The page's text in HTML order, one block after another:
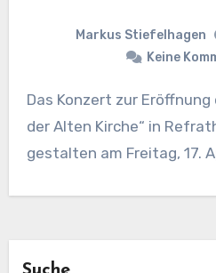
Markus Stiefelhagen
Keine
Das Konzert zur Eröffnung der „XVII. Konzerte in
der Alten Kirche“ in
gestalten am Freitag, 17.